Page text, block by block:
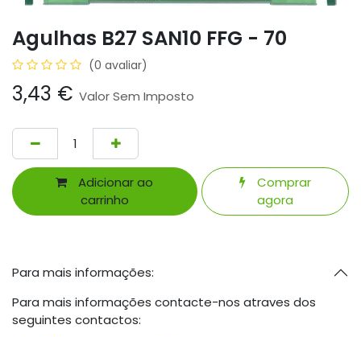
Agulhas B27 SAN10 FFG - 70
(0 avaliar)
3,43 € Valor Sem Imposto
Adicionar ao
carrinho
Comprar
agora
Para mais informações:
Para mais informações contacte-nos atraves dos
seguintes contactos: